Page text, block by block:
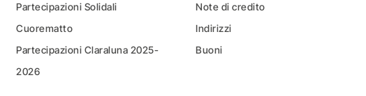
Partecipazioni Solidali
Cuorematto
Partecipazioni Claraluna 2025-
2026
Note di credito
Indirizzi
Buoni